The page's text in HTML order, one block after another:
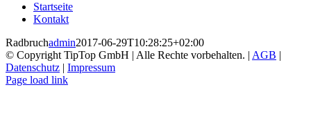
Startseite
Kontakt
Radbruchadmin2017-06-29T10:28:25+02:00
© Copyright TipTop GmbH | Alle Rechte vorbehalten. | AGB |
Datenschutz | Impressum
Page load link